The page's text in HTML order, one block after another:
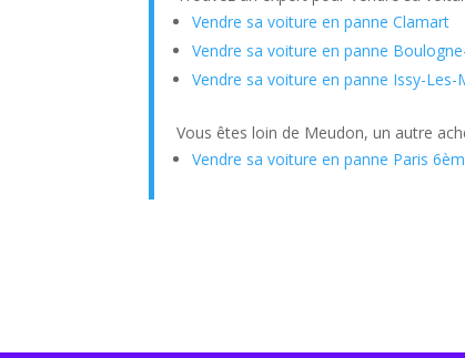
Vendre sa voiture en panne Clamart
Vendre sa voiture en panne
Vendre sa voiture en panne Issy-Les-
Vous êtes loin de Meudon, un autre
Vendre sa voiture en panne Paris